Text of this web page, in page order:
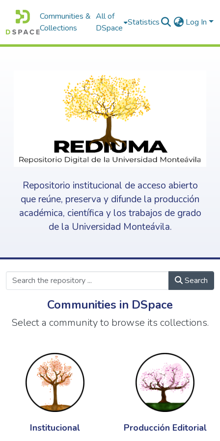
Communities &
Collections
All of
DSpace
Statistics Log In
Repositorio institucional de acceso abierto
que reúne, preserva y difunde la producción
académica, científica y los trabajos de grado
de la Universidad Monteávila.
Search
Communities in DSpace
Select a community to browse its collections.
Institucional Producción Editorial